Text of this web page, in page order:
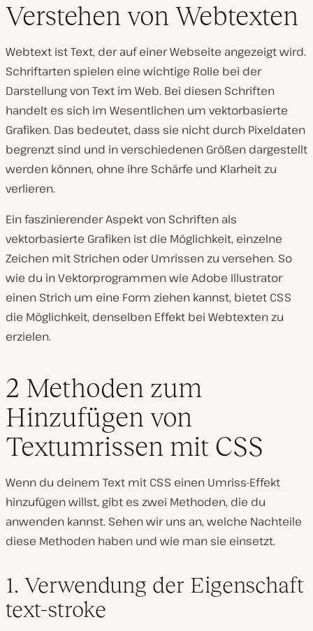
Verstehen von Webtexten
Webtext ist Text, der auf einer Webseite angezeigt wird.
Schriftarten spielen eine wichtige Rolle bei der
Darstellung von Text im Web. Bei diesen Schriften
handelt es sich im Wesentlichen um vektorbasierte
Grafiken. Das bedeutet, dass sie nicht durch Pixeldaten
begrenzt sind und in verschiedenen Größen dargestellt
werden können, ohne ihre Schärfe und Klarheit zu
verlieren.
Ein faszinierender Aspekt von Schriften als
vektorbasierte Grafiken ist die Möglichkeit, einzelne
Zeichen mit Strichen oder Umrissen zu versehen. So
wie du in Vektorprogrammen wie Adobe Illustrator
einen Strich um eine Form ziehen kannst, bietet CSS
die Möglichkeit, denselben Effekt bei Webtexten zu
erzielen.
2 Methoden zum
Hinzufügen von
Textumrissen mit CSS
Wenn du deinem Text mit CSS einen Umriss-Effekt
hinzufügen willst, gibt es zwei Methoden, die du
anwenden kannst. Sehen wir uns an, welche Nachteile
diese Methoden haben und wie man sie einsetzt.
1. Verwendung der Eigenschaft
text-stroke